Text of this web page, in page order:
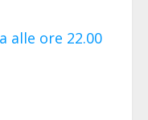
alle ore 22.00